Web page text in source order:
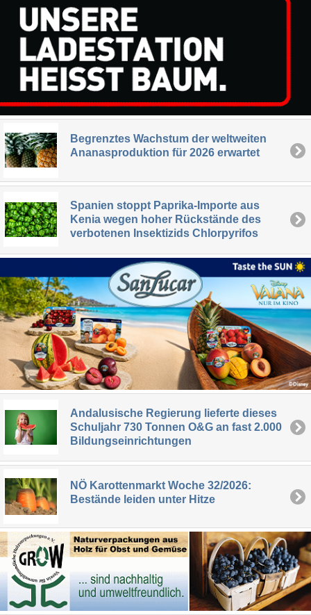
Begrenztes Wachstum der weltweiten
Ananasproduktion für 2026 erwartet
Spanien stoppt Paprika-Importe aus
Kenia wegen hoher Rückstände des
verbotenen Insektizids Chlorpyrifos
Andalusische Regierung lieferte dieses
Schuljahr 730 Tonnen O&G an fast 2.000
Bildungseinrichtungen
NÖ Karottenmarkt Woche 32/2026:
Bestände leiden unter Hitze